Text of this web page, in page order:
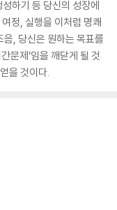
하기 등 당신의 성장에
정, 실행을 이처럼 명쾌
, 당신은 원하는 목표를
문제’임을 깨닫게 될 것
을 것이다.